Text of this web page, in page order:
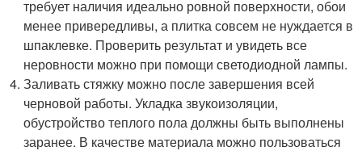
требует наличия идеально ровной поверхности, обои
менее привередливы, а плитка совсем не нуждается в
шпаклевке. Проверить результат и увидеть все
неровности можно при помощи светодиодной лампы.
Заливать стяжку можно после завершения всей
черновой работы. Укладка звукоизоляции,
обустройство теплого пола должны быть выполнены
заранее. В качестве материала можно пользоваться